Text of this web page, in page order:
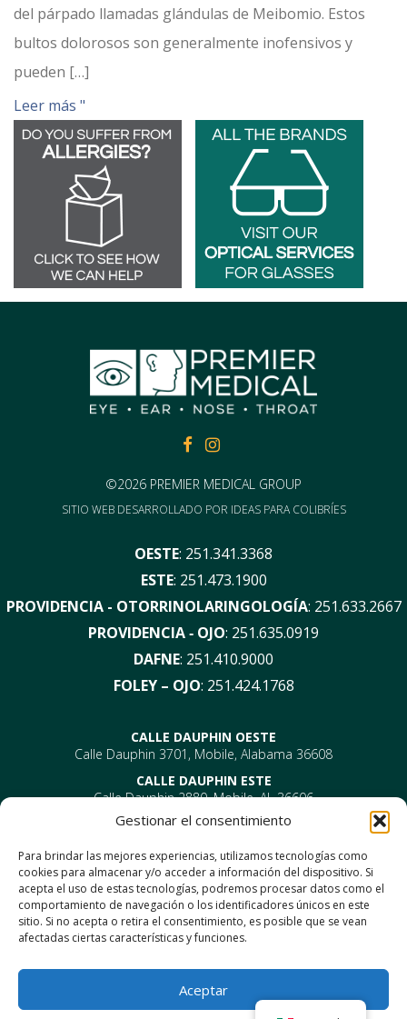
Gestionar el consentimiento
Para brindar las mejores experiencias, utilizamos tecnologías como
cookies para almacenar y/o acceder a información del dispositivo. Si
acepta el uso de estas tecnologías, podremos procesar datos como el
comportamiento de navegación o los identificadores únicos en este
sitio. Si no acepta o retira el consentimiento, es posible que se vean
afectadas ciertas características y funciones.
Aceptar
del párpado llamadas glándulas de Meibomio. Estos
bultos dolorosos son generalmente inofensivos y
pueden […]
Leer más "
FACEBOOKFACEBOOK
©2026 PREMIER MEDICAL GROUP
SITIO WEB DESARROLLADO POR IDEAS PARA COLIBRÍES
OESTE: 251.341.3368
ESTE: 251.473.1900
PROVIDENCIA - OTORRINOLARINGOLOGÍA: 251.633.2667
PROVIDENCIA ‑ OJO: 251.635.0919
DAFNE: 251.410.9000
FOLEY – OJO: 251.424.1768
CALLE DAUPHIN OESTE
Calle Dauphin 3701, Mobile, Alabama 36608
CALLE DAUPHIN ESTE
Calle Dauphin 2880, Mobile, AL 36606
PROVIDENCIA
Móvil, AL 36695
ENT-610 Providence Park Drive, Bldg 2, Suite 203
Móvil, AL 36695
DAFNE
1302 Carretera estadounidense 98, Daphne, Alabama 36526